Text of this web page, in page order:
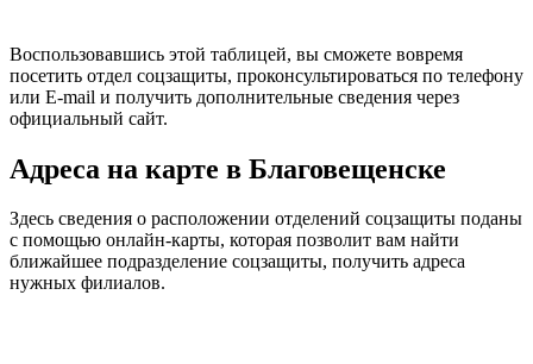
Воспользовавшись этой таблицей, вы сможете вовремя
посетить отдел соцзащиты, проконсультироваться по телефону
или E-mail и получить дополнительные сведения через
официальный сайт.
Адреса на карте в Благовещенске
Здесь сведения о расположении отделений соцзащиты поданы
с помощью онлайн-карты, которая позволит вам найти
ближайшее подразделение соцзащиты, получить адреса
нужных филиалов.